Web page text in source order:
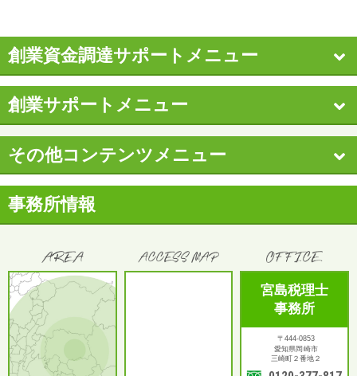
創業資金調達サポートメニュー
創業サポートメニュー
その他コンテンツメニュー
事務所情報
宮島税理士
事務所
〒444-0853
愛知県岡崎市
三崎町２番地２